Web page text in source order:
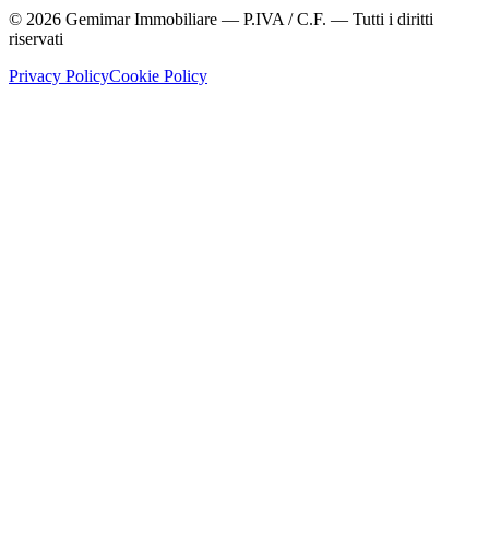
© 2026 Gemimar Immobiliare — P.IVA / C.F. — Tutti i diritti
riservati
Privacy PolicyCookie Policy